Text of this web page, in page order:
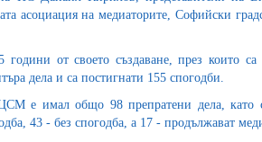
асоциация на медиаторите, Софийски
години от своето създаване, през които
дела и са постигнати 155 спогодби.
е имал общо 98 препратени дела, като
43 - без спогодба, а 17 - продължават